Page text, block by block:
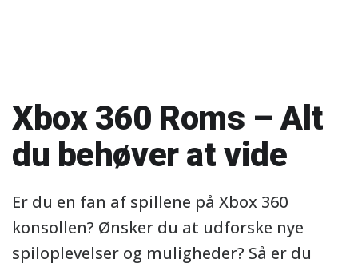
Xbox 360 Roms – Alt
du behøver at vide
Er du en fan af spillene på Xbox 360
konsollen? Ønsker du at udforske nye
spiloplevelser og muligheder? Så er du